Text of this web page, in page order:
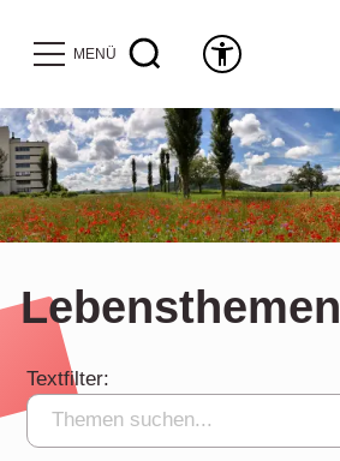
MENÜ
Lebensthemen
Textfilter: